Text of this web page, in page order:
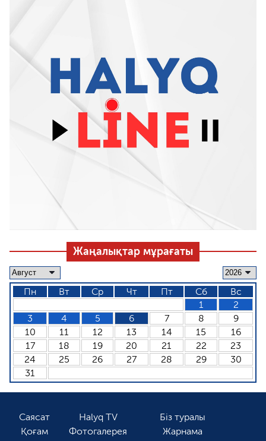
Жаңалықтар мұрағаты
Пн Вт Ср Чт Пт Сб
Вс
1
2
3
4 5 6 7 8
9
10
11 12 13 14 15
16
17
18 19 20 21 22
23
24
25 26 27 28 29
30
31
Саясат
Қоғам
Halyq TV
Фотогалерея
Біз туралы
Жарнама